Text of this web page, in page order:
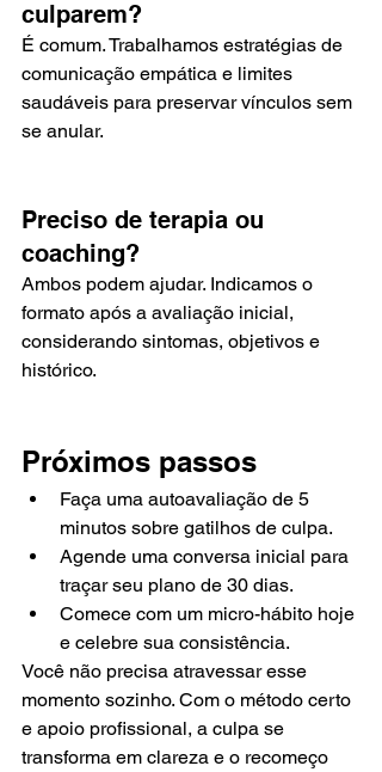
culparem?
É comum. Trabalhamos estratégias de
comunicação empática e limites
saudáveis para preservar vínculos sem
se anular.
Preciso de terapia ou
coaching?
Ambos podem ajudar. Indicamos o
formato após a avaliação inicial,
considerando sintomas, objetivos e
histórico.
Próximos passos
Faça uma autoavaliação de 5
minutos sobre gatilhos de culpa.
Agende uma conversa inicial para
traçar seu plano de 30 dias.
Comece com um micro-hábito hoje
e celebre sua consistência.
Você não precisa atravessar esse
momento sozinho. Com o método certo
e apoio profissional, a culpa se
transforma em clareza e o recomeço